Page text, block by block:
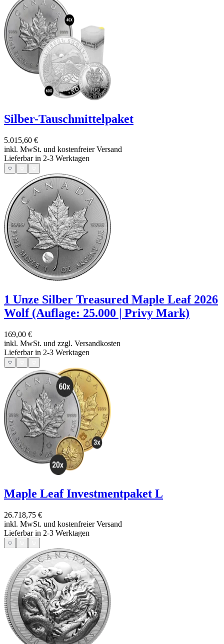
Silber-Tauschmittelpaket
5.015,60 €
inkl. MwSt. und kostenfreier Versand
Lieferbar in 2-3 Werktagen
1 Unze Silber Treasured Maple Leaf 2026
Wolf (Auflage: 25.000 | Privy Mark)
169,00 €
inkl. MwSt. und zzgl. Versandkosten
Lieferbar in 2-3 Werktagen
Maple Leaf Investmentpaket L
26.718,75 €
inkl. MwSt. und kostenfreier Versand
Lieferbar in 2-3 Werktagen